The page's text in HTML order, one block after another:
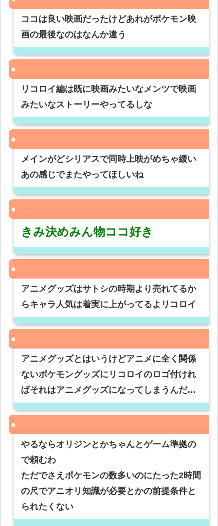
ココは良い映画だったけどあれがポケモン映
画の最後なのはなんか違う
リコロイ編は既に映画みたいなメンツで映画
みたいなストーリーやってるしな
メインがどシリアスで同時上映がめちゃ緩い
あの感じでまたやってほしいね
きみ決めみん物ココ好き
アニメグッズはサトシの時期より売れてるか
らキャラ人気は着実に上がってるよリコロイ
アニメグッズとはいうけどアニメに全く関係
ないポケモングッズにリコロイのロゴ付けれ
ばそれはアニメグッズになってしまうんだ…
やるならオリジンとかちゃんとゲーム準拠の
で頼むわ
ただでさえポケモンの数多いのにたった2時間
の尺でアニオリ知識が必要とかの前提条件と
られたくない